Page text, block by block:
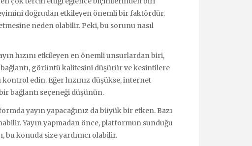
doğrudan etkileyen önemli bir faktördür.
neden olabilir. Peki, bu sorunu nasıl
hızını etkileyen en önemli unsurlardan biri,
görüntü kalitesini düşürür ve kesintilere
kontrol edin. Eğer hızınız düşükse, internet
bağlantı seçeneği düşünün.
yayın yapacağınız da büyük bir etken. Bazı
Yayın yapmadan önce, platformun sunduğu
bu konuda size yardımcı olabilir.